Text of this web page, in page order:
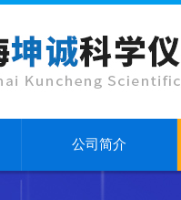
公司简介